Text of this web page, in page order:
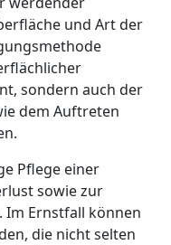
und Art der
sondern auch der
dem Auftreten
Pflege einer
sowie zur
Im Ernstfall können
die nicht selten